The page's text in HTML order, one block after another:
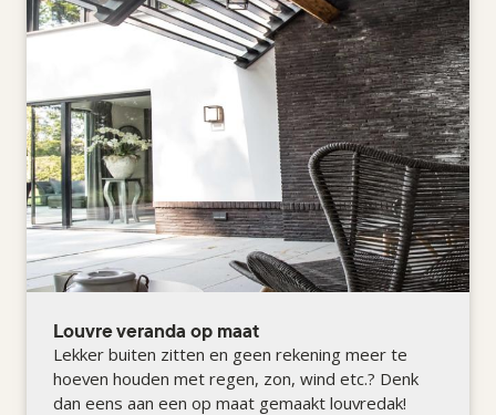
Louvre veranda op maat
Lekker buiten zitten en geen rekening meer te
hoeven houden met regen, zon, wind etc.? Denk
dan eens aan een op maat gemaakt louvredak!